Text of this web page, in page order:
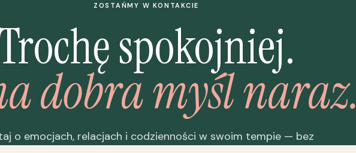
ZOSTAŃMY W KONTAKCIE
spokojniej.
dobra myśl naraz.
o emocjach, relacjach i codzienności w swoim tempie — bez